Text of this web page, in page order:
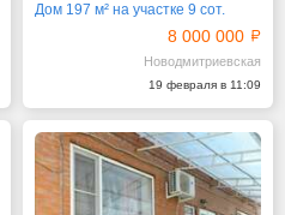
Дом 197 м² на участке 9 сот.
8 000 000
Новодмитриевская
19 февраля в 11:09